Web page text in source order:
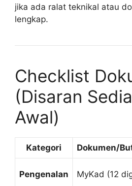
jika ada ralat teknikal atau
lengkap.
Checklist
(Disaran
Awal)
Kategori Dokumen/
Pengenalan MyKad (12